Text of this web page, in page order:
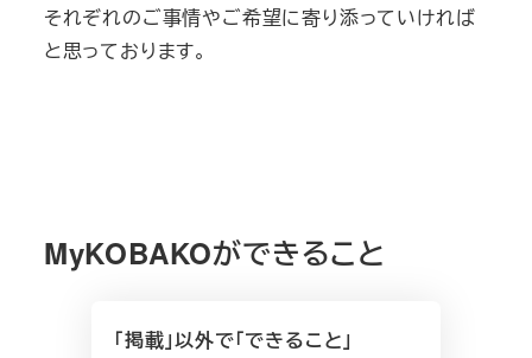
それぞれのご事情やご希望に寄り添っていければ
と思っております。
MyKOBAKOができること
「掲載」以外で「できること」